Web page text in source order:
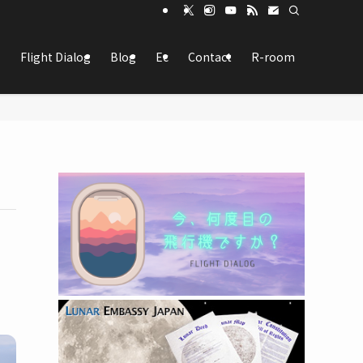
Flight Dialog Blog Ec Contact R-room